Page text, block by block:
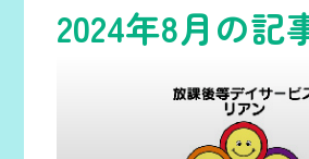
2024年8月の記